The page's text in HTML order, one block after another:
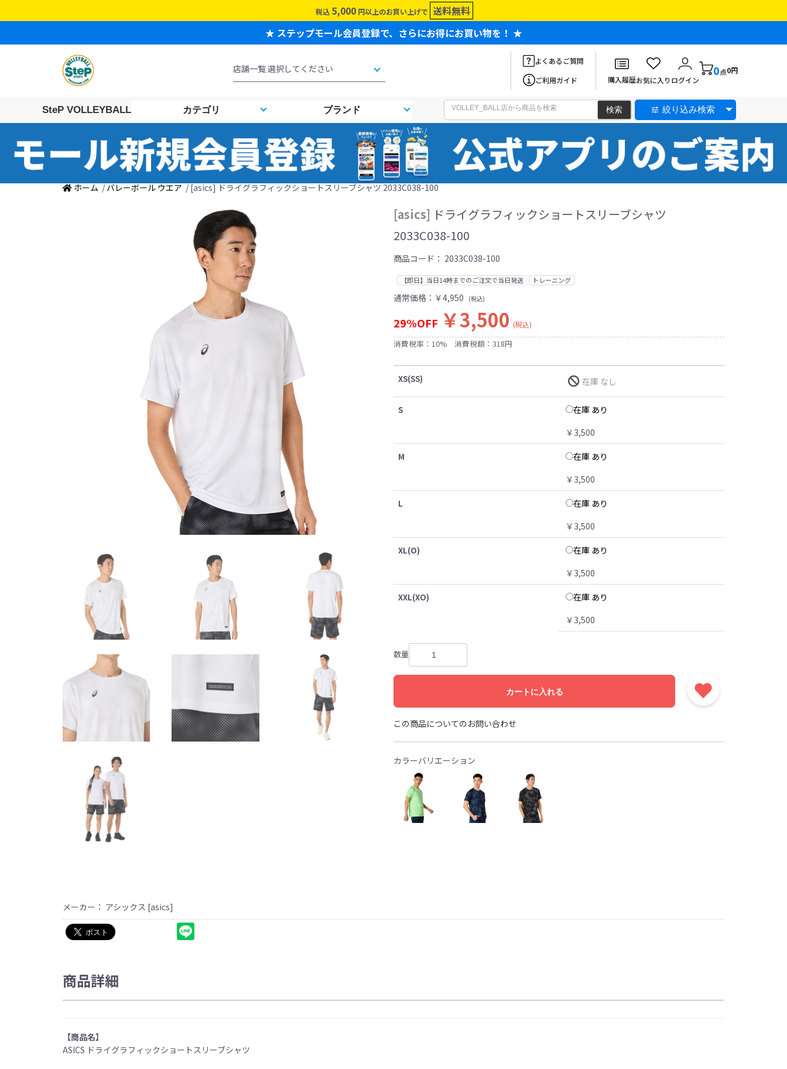
税込 5,000 円以上のお買い上げで 送料無料
★ ステップモール会員登録で、さらにお得にお買い物を！ ★
よくあるご質問
ご利用ガイド
購入履歴お気に入りログイン
0点0円
SteP VOLLEYBALL カテゴリ ブランド 絞り込み検索
ホーム / バレーボール ウエア / [asics] ドライグラフィックショートスリーブシャツ 2033C038-100
[asics] ドライグラフィックショートスリーブシャツ
2033C038-100
商品コード： 2033C038-100
【即日】当日14時までのご注文で当日発送 トレーニング
通常価格： ￥4,950 (税込)
29%OFF ￥3,500 (税込)
消費税率：10% 消費税額：318円
XS(SS) 在庫 なし
S
在庫 あり
￥3,500
M
在庫 あり
￥3,500
L
在庫 あり
￥3,500
XL(O)
在庫 あり
￥3,500
XXL(XO)
在庫 あり
￥3,500
数量
カートに入れる
この商品についてのお問い合わせ
カラーバリエーション
メーカー： アシックス [asics]
商品詳細
【商品名】
ASICS ドライグラフィックショートスリーブシャツ